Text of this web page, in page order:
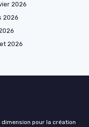
2026
2026
2026
dimension pour la création